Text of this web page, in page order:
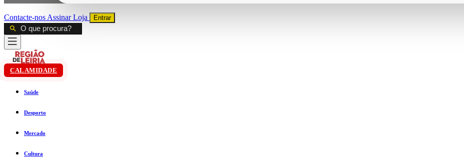
Contacte-nos AssinarLoja Entrar
CALAMIDADE
Saúde
Desporto
Mercado
Cultura